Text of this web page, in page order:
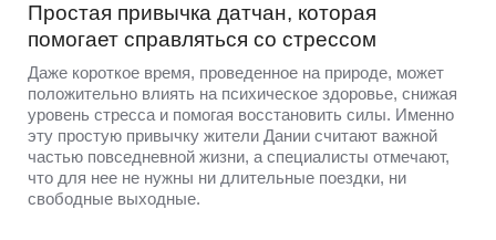
Простая привычка датчан, которая
помогает справляться со стрессом
Даже короткое время, проведенное на природе, может
положительно влиять на психическое здоровье, снижая
уровень стресса и помогая восстановить силы. Именно
эту простую привычку жители Дании считают важной
частью повседневной жизни, а специалисты отмечают,
что для нее не нужны ни длительные поездки, ни
свободные выходные.